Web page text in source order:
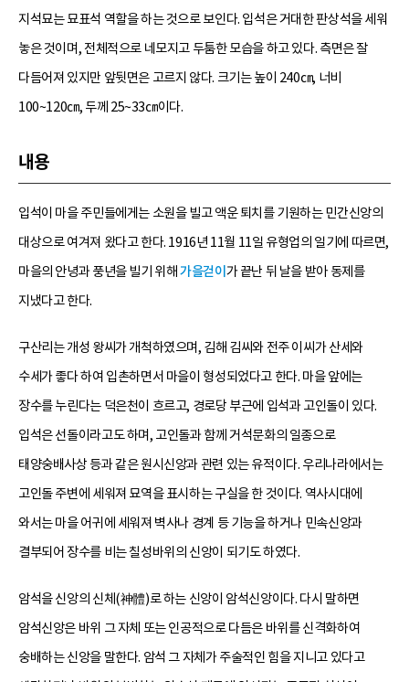
지석묘는 묘표석 역할을 하는 것으로 보인다. 입석은 거대한 판상석을 세워
놓은 것이며, 전체적으로 네모지고 두툼한 모습을 하고 있다. 측면은 잘
다듬어져 있지만 앞뒷면은 고르지 않다. 크기는 높이 240㎝, 너비
100~120㎝, 두께 25~33㎝이다.
내용
입석이 마을 주민들에게는 소원을 빌고 액운 퇴치를 기원하는 민간신앙의
대상으로 여겨져 왔다고 한다. 1916년 11월 11일 유형업의 일기에 따르면,
마을의 안녕과 풍년을 빌기 위해가을걷이 가 끝난 뒤 날을 받아 동제를
지냈다고 한다.
구산리는 개성 왕씨가 개척하였으며, 김해 김씨와 전주 이씨가 산세와
수세가 좋다 하여 입촌하면서 마을이 형성되었다고 한다. 마을 앞에는
장수를 누린다는 덕은천이 흐르고, 경로당 부근에 입석과 고인돌이 있다.
입석은 선돌이라고도 하며, 고인돌과 함께 거석문화의 일종으로
태양숭배사상 등과 같은 원시신앙과 관련 있는 유적이다. 우리나라에서는
고인돌 주변에 세워져 묘역을 표시하는 구실을 한 것이다. 역사시대에
와서는 마을 어귀에 세워져 벽사나 경계 등 기능을 하거나 민속신앙과
결부되어 장수를 비는 칠성바위의 신앙이 되기도 하였다.
암석을 신앙의 신체(神體)로 하는 신앙이 암석신앙이다. 다시 말하면
암석신앙은 바위 그 자체 또는 인공적으로 다듬은 바위를 신격화하여
숭배하는 신앙을 말한다. 암석 그 자체가 주술적인 힘을 지니고 있다고